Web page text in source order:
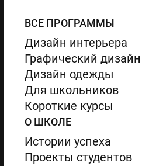
ВСЕ ПРОГРАММЫ
Дизайн интерьера
Графический дизайн
Дизайн одежды
Для школьников
Короткие курсы
О ШКОЛЕ
Истории успеха
Проекты студентов